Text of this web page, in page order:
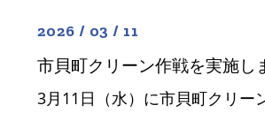
2026 / 03 / 11
市貝町クリーン作戦を実施し